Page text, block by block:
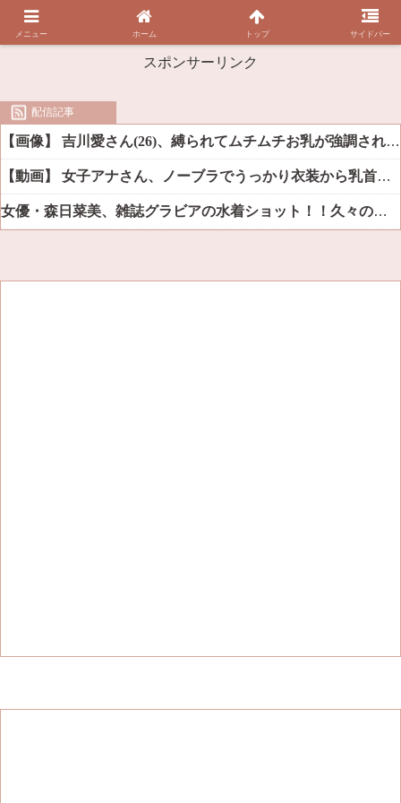
スポンサーリンク
配信記事
【画像】 吉川愛さん(26)、縛られてムチムチお乳が強調されてしまう
【動画】 女子アナさん、ノーブラでうっかり衣装から乳首が透けてしまう放送事故ｗｗｗ
女優・森日菜美、雑誌グラビアの水着ショット！！久々の姿にファン悶絶ｗｗ
メニュー ホーム トップ サイドバー